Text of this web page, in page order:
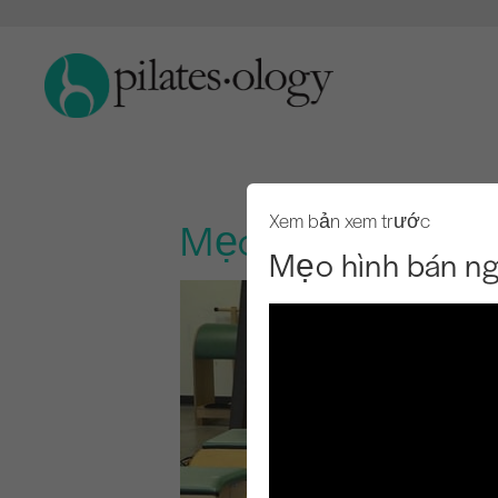
Mẹo hình bán
Xem bản xem trước
Mẹo hình bán